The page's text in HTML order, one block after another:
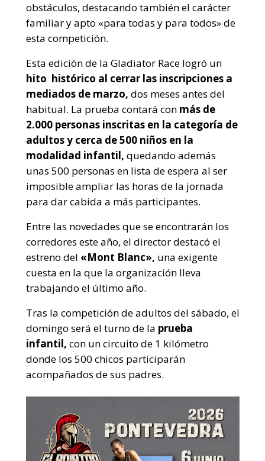
obstáculos, destacando también el carácter
familiar y apto «para todas y para todos» de
esta competición.
Esta edición de la Gladiator Race logró un
hito histórico al cerrar las inscripciones a
mediados de marzo, dos meses antes del
habitual. La prueba contará con más de
2.000 personas inscritas en la categoría de
adultos y cerca de 500 niños en la
modalidad infantil, quedando además
unas 500 personas en lista de espera al ser
imposible ampliar las horas de la jornada
para dar cabida a más participantes.
Entre las novedades que se encontrarán los
corredores este año, el director destacó el
estreno del «Mont Blanc», una exigente
cuesta en la que la organización lleva
trabajando el último año.
Tras la competición de adultos del sábado, el
domingo será el turno de la prueba
infantil, con un circuito de 1 kilómetro
donde los 500 chicos participarán
acompañados de sus padres.